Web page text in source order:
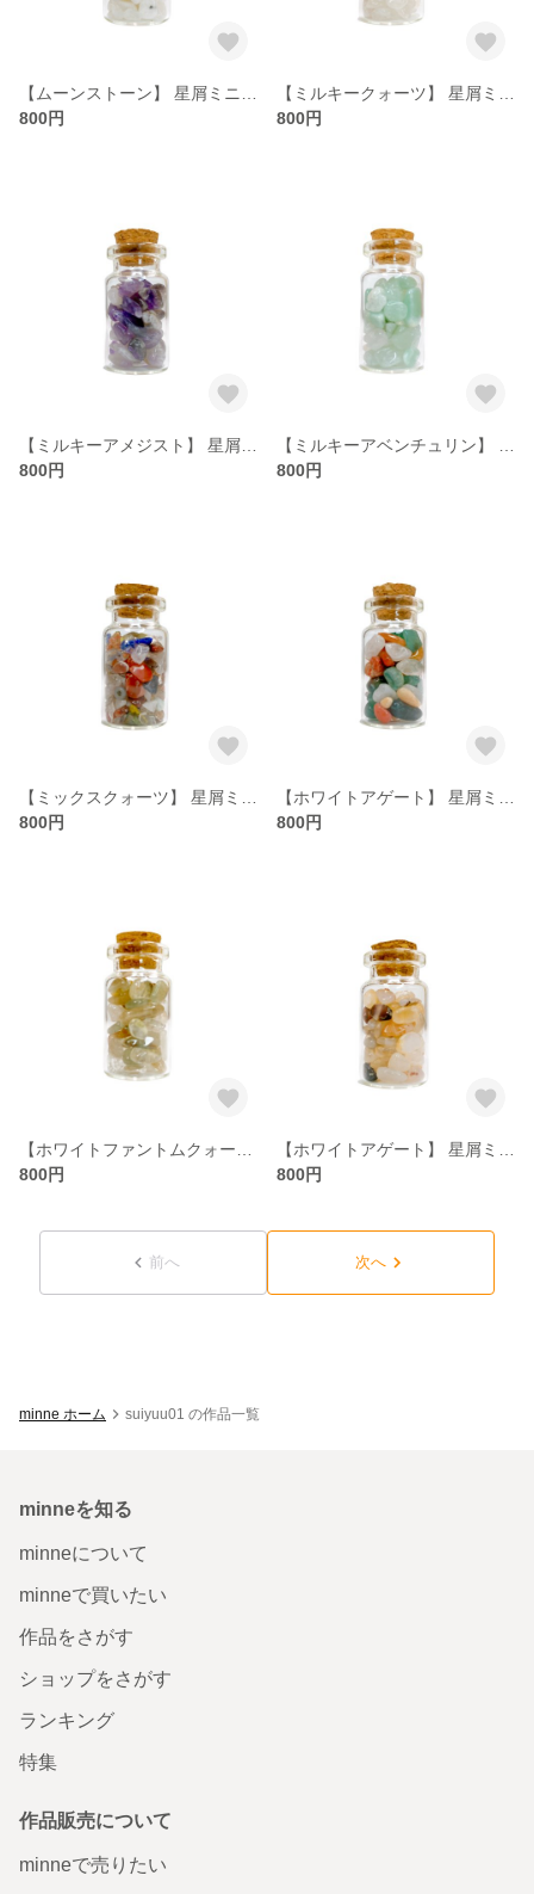
800円
800円
800円
800円
800円
800円
800円
800円
前へ 次へ
minne ホーム suiyuu01 の作品一覧
minneを知る
minneについて
minneで買いたい
作品をさがす
ショップをさがす
ランキング
特集
作品販売について
minneで売りたい